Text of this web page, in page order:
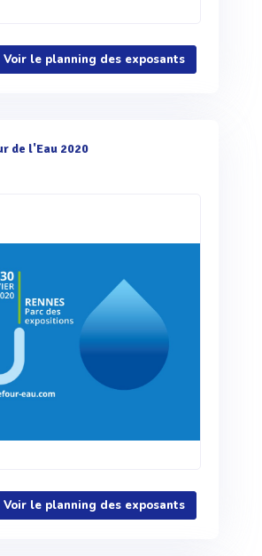
Voir le planning des exposants
de l'Eau 2020
Voir le planning des exposants